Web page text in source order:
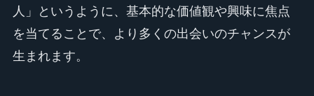
人」というように、基本的な価値観や興味に焦点
を当てることで、より多くの出会いのチャンスが
生まれます。